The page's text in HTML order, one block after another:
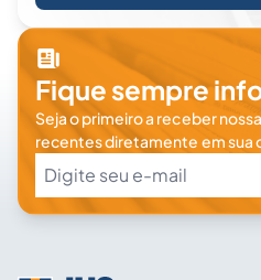
Fique sempre
Seja o primeiro a receber
recentes diretamente em sua